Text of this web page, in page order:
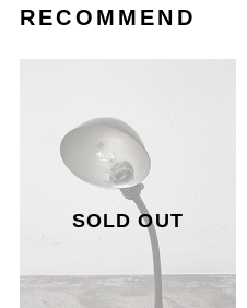
RECOMMEND